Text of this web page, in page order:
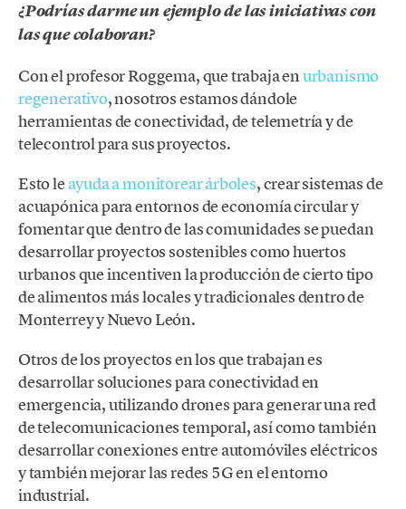
¿Podrías darme un ejemplo de las iniciativas con
las que colaboran?
Con el profesor Roggema, que trabaja en urbanismo
regenerativo, nosotros estamos dándole
herramientas de conectividad, de telemetría y de
telecontrol para sus proyectos.
Esto leayuda a monitorear árboles, crear sistemas de
acuapónica para entornos de economía circular y
fomentar que dentro de las comunidades se puedan
desarrollar proyectos sostenibles como huertos
urbanos que incentiven la producción de cierto tipo
de alimentos más locales y tradicionales dentro de
Monterrey y Nuevo León.
Otros de los proyectos en los que trabajan es
desarrollar soluciones para conectividad en
emergencia, utilizando drones para generar una red
de telecomunicaciones temporal, así como también
desarrollar conexiones entre automóviles eléctricos
y también mejorar las redes 5G en el entorno
industrial.